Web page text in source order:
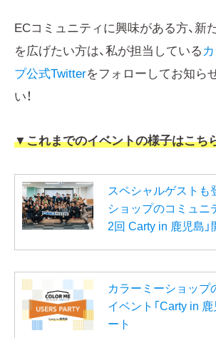
ECコミュニティに興味がある方、新
を広げたい方は、私が担当している
プ公式Twitterをフォローしてお知ら
い！
▼これまでのイベントの様子はこち
スペシャルゲストも
ショップのコミュニ
2回 Carty in 鹿児島」
カラーミーショップ
イベント「Carty in 鹿
ート